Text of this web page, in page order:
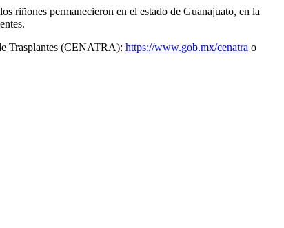
riñones permanecieron en el estado de Guanajuato, en la
Trasplantes (CENATRA): https://www.gob.mx/cenatra o